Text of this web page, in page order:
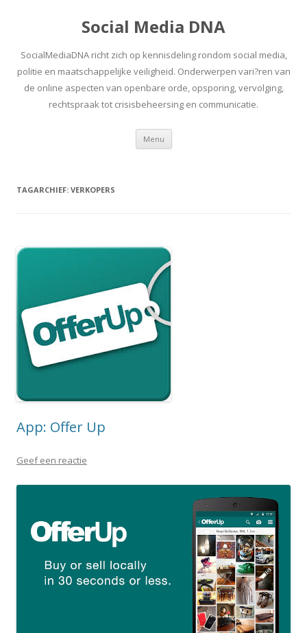
Social Media DNA
SocialMediaDNA richt zich op kennisdeling rondom social media,
politie en maatschappelijke veiligheid. Onderwerpen vari?ren van
de online aspecten van openbare orde, opsporing, vervolging,
rechtspraak tot crisisbeheersing en communicatie.
Menu Spring
inhoud
TAGARCHIEF: VERKOPERS
App: Offer Up
Geef een reactie